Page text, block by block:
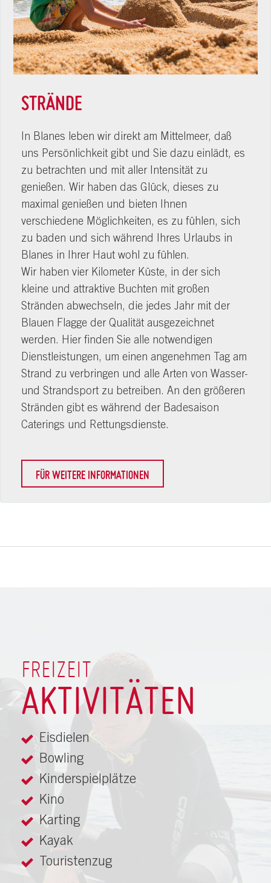
STRÄNDE
In Blanes leben wir direkt am Mittelmeer, daß
uns Persönlichkeit gibt und Sie dazu einlädt, es
zu betrachten und mit aller Intensität zu
genießen. Wir haben das Glück, dieses zu
maximal genießen und bieten Ihnen
verschiedene Möglichkeiten, es zu fühlen, sich
zu baden und sich während Ihres Urlaubs in
Blanes in Ihrer Haut wohl zu fühlen.
Wir haben vier Kilometer Küste, in der sich
kleine und attraktive Buchten mit großen
Stränden abwechseln, die jedes Jahr mit der
Blauen Flagge der Qualität ausgezeichnet
werden. Hier finden Sie alle notwendigen
Dienstleistungen, um einen angenehmen Tag am
Strand zu verbringen und alle Arten von Wasser-
und Strandsport zu betreiben. An den größeren
Stränden gibt es während der Badesaison
Caterings und Rettungsdienste.
FÜR WEITERE INFORMATIONEN
FREIZEIT
AKTIVITÄTEN
Eisdielen
Bowling
Kinderspielplätze
Kino
Karting
Kayak
Touristenzug